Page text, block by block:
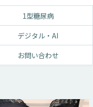
1型糖尿病
デジタル・AI
お問い合わせ